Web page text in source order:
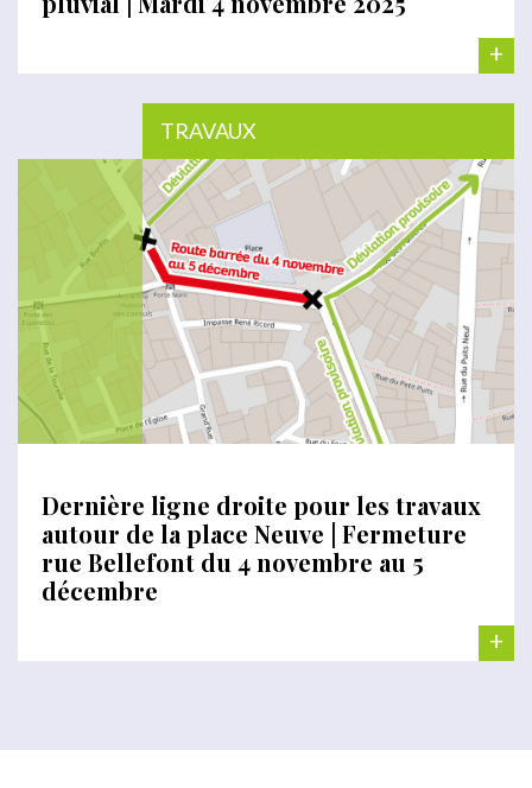
+
TRAVAUX
Dernière ligne droite pour les travaux
autour de la place Neuve | Fermeture
rue Bellefont du 4 novembre au 5
décembre
+